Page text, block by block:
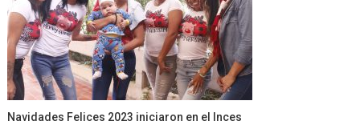
Navidades Felices 2023 iniciaron en el Inces